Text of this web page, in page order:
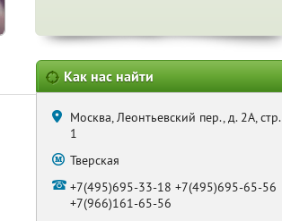
Как нас найти
Москва, Леонтьевский пер., д. 2А, стр.
1
Тверская
+7(495)695-33-18 +7(495)695-65-56
+7(966)161-65-56